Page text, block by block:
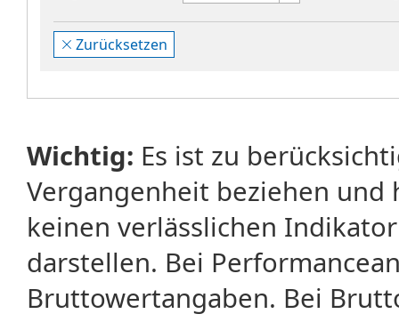
Zurücksetzen
Wichtig: Es ist zu
Vergangenheit beziehen
keinen verlässlichen
darstellen. Bei
Bruttowertangaben. Bei